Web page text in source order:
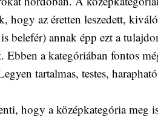
hogy az éretten leszedett,
belefér) annak épp ezt a
a kategóriában fontos
tartalmas, testes,
hogy a középkategória meg